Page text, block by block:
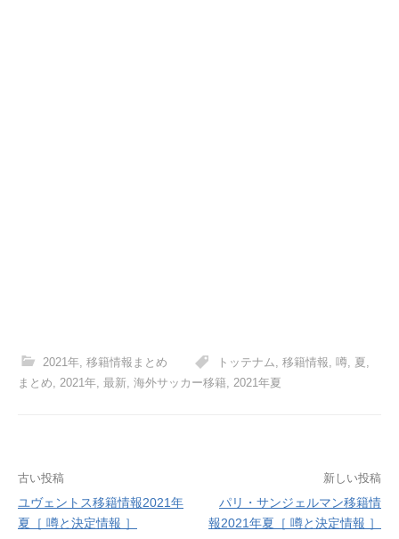
2021年 移籍情報まとめ トッテナム 移籍情報 噂 夏
まとめ, 2021年, 最新, 海外サッカー移籍, 2021年夏
投
稿
古い投稿
ユヴェントス移籍情報2021年
夏［ 噂と決定情報 ］
新しい投稿
パリ・サンジェルマン移籍情
報2021年夏［ 噂と決定情報 ］